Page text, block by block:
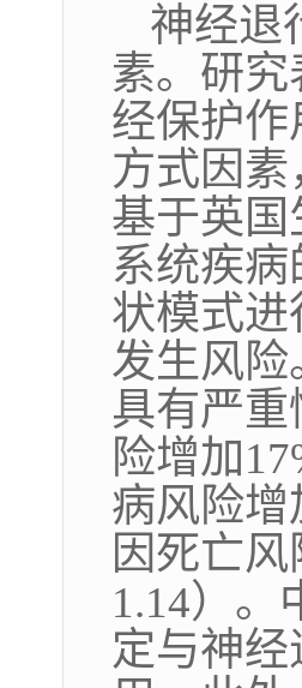
神经退
素。研
经保护
方式因
基于英
系统疾
状模式
发生风险
具有严
险增加
病风险增
因死亡
1.14）。
定与神